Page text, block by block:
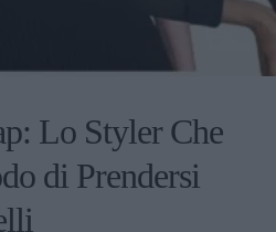
Lo Styler Che
di Prendersi